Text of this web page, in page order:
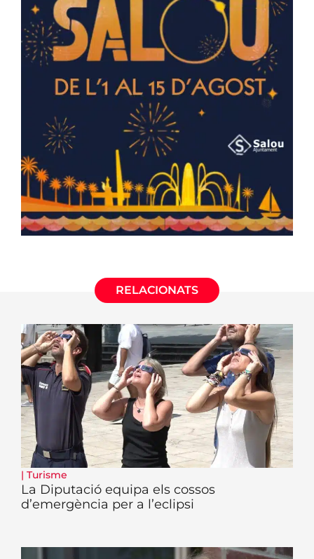
RELACIONATS
| Turisme
La Diputació equipa els cossos
d’emergència per a l’eclipsi